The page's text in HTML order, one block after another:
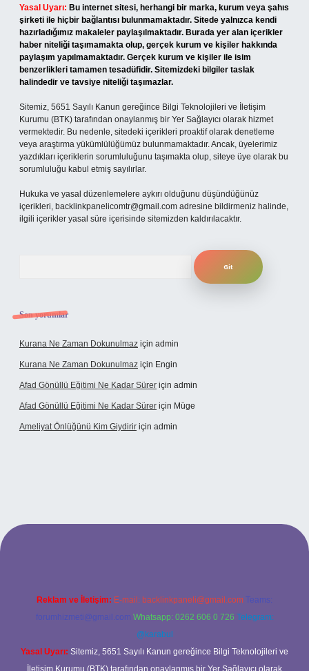
Yasal Uyarı: Bu internet sitesi, herhangi bir marka, kurum veya şahıs
şirketi ile hiçbir bağlantısı bulunmamaktadır. Sitede yalnızca kendi
hazırladığımız makaleler paylaşılmaktadır. Burada yer alan içerikler
haber niteliği taşımamakta olup, gerçek kurum ve kişiler hakkında
paylaşım yapılmamaktadır. Gerçek kurum ve kişiler ile isim
benzerlikleri tamamen tesadüfidir. Sitemizdeki bilgiler taslak
halindedir ve tavsiye niteliği taşımazlar.
Sitemiz, 5651 Sayılı Kanun gereğince Bilgi Teknolojileri ve İletişim
Kurumu (BTK) tarafından onaylanmış bir Yer Sağlayıcı olarak hizmet
vermektedir. Bu nedenle, sitedeki içerikleri proaktif olarak denetleme
veya araştırma yükümlülüğümüz bulunmamaktadır. Ancak, üyelerimiz
yazdıkları içeriklerin sorumluluğunu taşımakta olup, siteye üye olarak bu
sorumluluğu kabul etmiş sayılırlar.
Hukuka ve yasal düzenlemelere aykırı olduğunu düşündüğünüz
içerikleri, backlinkpanelicomtr@gmail.com adresine bildirmeniz halinde,
ilgili içerikler yasal süre içerisinde sitemizden kaldırılacaktır.
Son yorumlar
Kurana Ne Zaman Dokunulmaz için admin
Kurana Ne Zaman Dokunulmaz için Engin
Afad Gönüllü Eğitimi Ne Kadar Sürer için admin
Afad Gönüllü Eğitimi Ne Kadar Sürer için Müge
Ameliyat Önlüğünü Kim Giydirir için admin
Reklam ve İletişim: E-mail: backlinkpaneli@gmail.com Teams:
forumhizmeti@gmail.com Whatsapp: 0262 606 0 726 Telegram:
@karabul
Yasal Uyarı: Sitemiz, 5651 Sayılı Kanun gereğince Bilgi Teknolojileri ve
İletişim Kurumu (BTK) tarafından onaylanmış bir Yer Sağlayıcı olarak